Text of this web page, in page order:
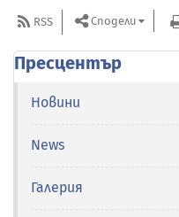
RSS Сподели
Пресцентър
Новини
News
Галерия